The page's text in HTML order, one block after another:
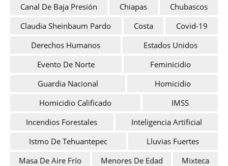
Canal De Baja Presión
Chiapas
Chubascos
Claudia Sheinbaum Pardo
Costa
Covid-19
Derechos Humanos
Estados Unidos
Evento De Norte
Feminicidio
Guardia Nacional
Homicidio
Homicidio Calificado
IMSS
Incendios Forestales
Inteligencia Artificial
Istmo De Tehuantepec
Lluvias Fuertes
Masa De Aire Frío
Menores De Edad
Mixteca